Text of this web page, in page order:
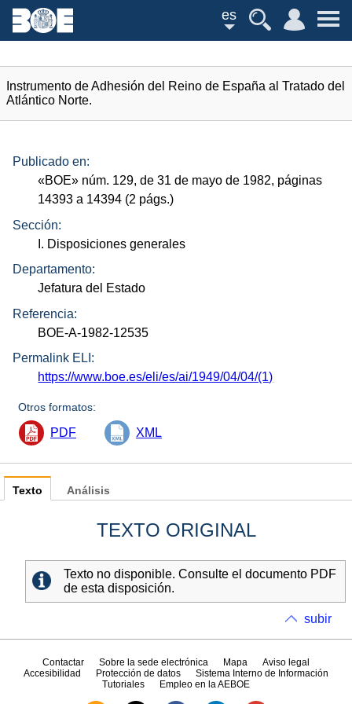
es
Instrumento de Adhesión del Reino de España al Tratado del
Atlántico Norte.
Publicado en:
«BOE» núm. 129, de 31 de mayo de 1982, páginas
14393 a 14394 (2 págs.)
Sección:
I. Disposiciones generales
Departamento:
Jefatura del Estado
Referencia:
BOE-A-1982-12535
Permalink ELI:
https://www.boe.es/eli/es/ai/1949/04/04/(1)
Otros formatos:
PDF XML
Texto
TEXTO ORIGINAL
Texto no disponible. Consulte el documento PDF
de esta disposición.
Análisis
subir
Contactar Sobre la sede electrónica Mapa
Aviso legal
Accesibilidad
Protección de datos
Sistema Interno de Información
Tutoriales
Empleo en la AEBOE